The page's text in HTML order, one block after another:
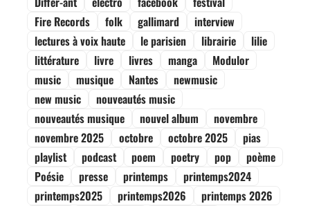
Fire Records
folk gallimard
interview
lectures à voix haute
le parisien librairie
lilie
littérature
livre livres manga
Modulor
music
musique Nantes
newmusic
new music
nouveautés music
nouveautés musique
nouvel album
novembre
novembre 2025
octobre octobre 2025
pias
playlist
podcast poem poetry pop
poème
Poésie
presse printemps
printemps2024
printemps2025
printemps2026
printemps 2026